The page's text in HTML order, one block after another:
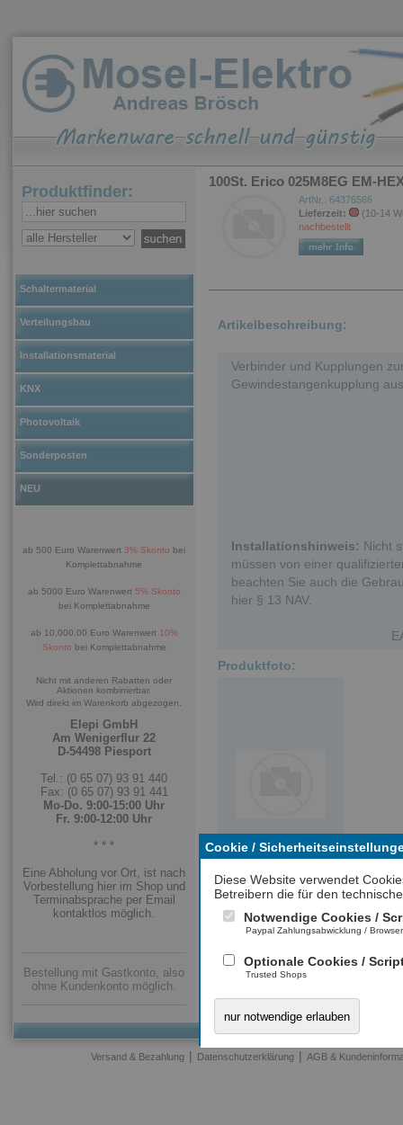
Cookie /
Diese Website verwendet
Betreibern die für den
Notwendige Cookies /
Paypal Zahlungsabwicklung /
Optionale Cookies /
Trusted Shops
nur notwendige erlauben
Produktfinder:
Schaltermaterial
Verteilungsbau
Installationsmaterial
KNX
Photovoltaik
Sonderposten
NEU
ab 500 Euro Warenwert 3% Skonto bei
Komplettabnahme
ab 5000 Euro Warenwert 5% Skonto
bei Komplettabnahme
ab 10.000,00 Euro Warenwert 10%
Skonto bei Komplettabnahme
Nicht mit anderen Rabatten oder
Aktionen kombinierbar.
Wird direkt im Warenkorb abgezogen.
Elepi GmbH
Am Wenigerflur 22
D-54498 Piesport
Tel.: (0 65 07) 93 91 440
Fax: (0 65 07) 93 91 441
Mo-Do. 9:00-15:00 Uhr
Fr. 9:00-12:00 Uhr
* * *
Eine Abholung vor Ort, ist nach
Vorbestellung hier im Shop und
Terminabsprache per Email
kontaktlos möglich.
Bestellung mit Gastkonto, also
ohne Kundenkonto möglich.
100St. Erico 025M8EG EM-
ArtNr.: 64376566
Lieferzeit:
(10-14
nachbestellt
Artikelbeschreibung:
Verbinder und Kupplungen
Gewindestangenkupplung
Installationshinweis: Nicht
müssen von einer
beachten Sie auch die
hier § 13 NAV.
Produktfoto:
Versand & Bezahlung | Datenschutzerklärung | AGB &